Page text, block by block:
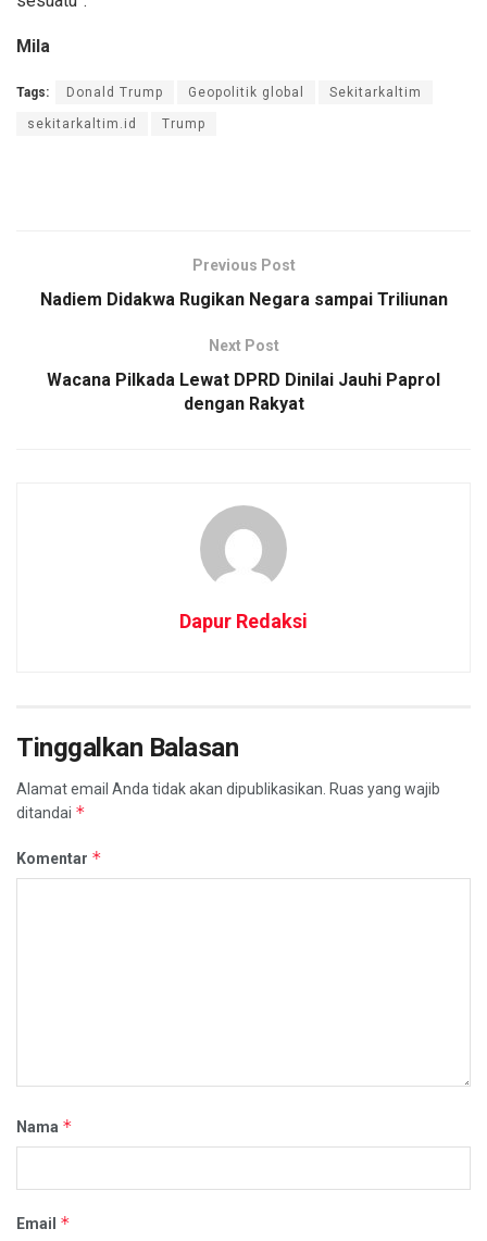
Mila
Tags: Donald Trump Geopolitik global Sekitarkaltim
sekitarkaltim.id Trump
Previous Post
Nadiem Didakwa Rugikan Negara sampai Triliunan
Next Post
Wacana Pilkada Lewat DPRD Dinilai Jauhi Paprol
dengan Rakyat
Dapur Redaksi
Tinggalkan Balasan
Alamat email Anda tidak akan dipublikasikan. Ruas yang wajib
ditandai *
Komentar *
Nama *
Email *